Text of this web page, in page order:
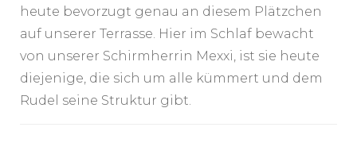
heute bevorzugt genau an diesem Plätzchen
auf unserer Terrasse. Hier im Schlaf bewacht
von unserer Schirmherrin Mexxi, ist sie heute
diejenige, die sich um alle kümmert und dem
Rudel seine Struktur gibt.